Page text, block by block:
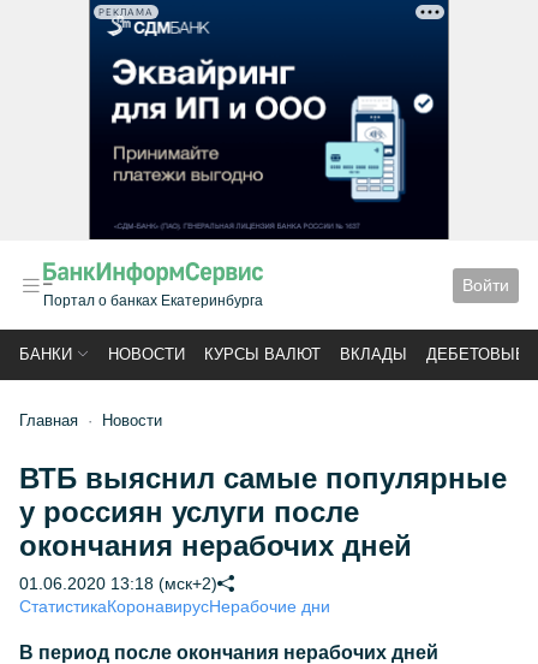
РЕКЛАМА
Портал о банках Екатеринбурга
Войти
БАНКИ НОВОСТИ КУРСЫ ВАЛЮТ ВКЛАДЫ ДЕБЕТОВЫЕ
Главная Новости
ВТБ выяснил самые популярные
у россиян услуги после
окончания нерабочих дней
01.06.2020 13:18 (мск+2)
СтатистикаКоронавирусНерабочие дни
В период после окончания нерабочих дней